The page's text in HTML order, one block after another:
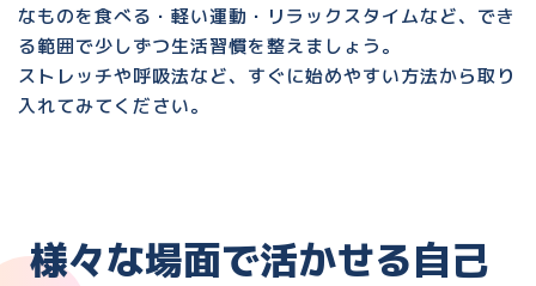
なものを食べる・軽い運動・リラックスタイムなど、でき
る範囲で少しずつ生活習慣を整えましょう。
ストレッチや呼吸法など、すぐに始めやすい方法から取り
入れてみてください。
様々な場面で活かせる自己